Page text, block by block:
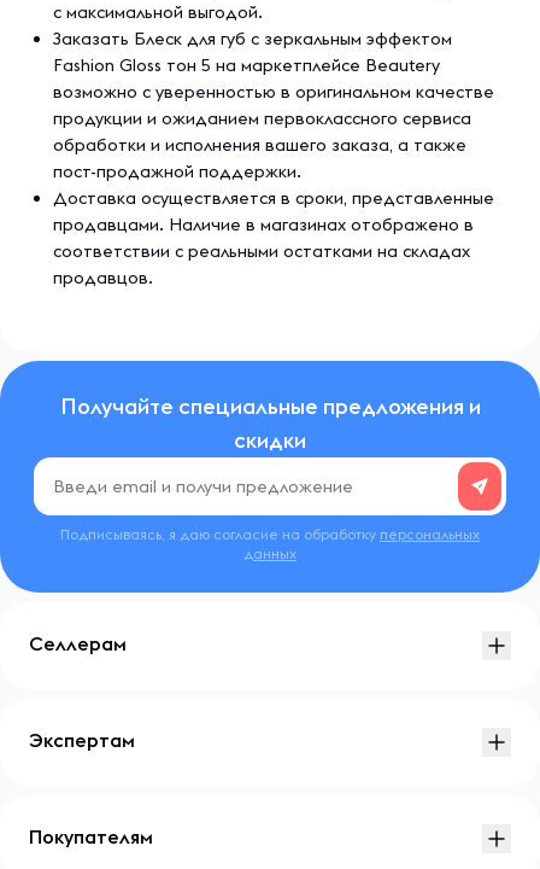
с максимальной выгодой.
Заказать Блеск для губ с зеркальным эффектом
Fashion Gloss тон 5 на маркетплейсе Beautery
возможно с уверенностью в оригинальном качестве
продукции и ожиданием первоклассного сервиса
обработки и исполнения вашего заказа, а также
пост-продажной поддержки.
Доставка осуществляется в сроки, представленные
продавцами. Наличие в магазинах отображено в
соответствии с реальными остатками на складах
продавцов.
Получайте специальные предложения и
скидки
Подписываясь, я даю согласие на обработку персональных
данных
Селлерам
Экспертам
Покупателям